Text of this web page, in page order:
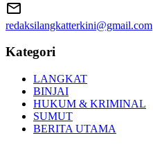
redaksilangkatterkini@gmail.com
Kategori
LANGKAT
BINJAI
HUKUM & KRIMINAL
SUMUT
BERITA UTAMA